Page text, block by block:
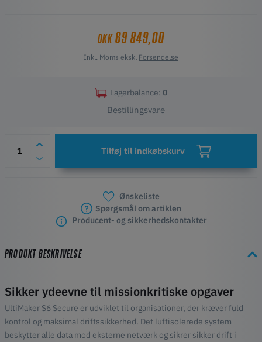
uanset hvor du befinder dig.
Fabriksinstalleret firmware og manipulationssikker hardware
Op til 4× hurtigere print med UltiMaker Cheetah
Luftisoleret, NATO-kompatibel sikkerhed
Pålidelig og høj kvalitet i alle miljøer
DKK69 849,00
Inkl. Moms ekskl Forsendelse
Lagerbalance: 0
Bestillingsvare
Tilføj til indkøbskurv
Ønskeliste
Spørgsmål om artiklen
Producent- og sikkerhedskontakter
PRODUKT BESKRIVELSE
Sikker ydeevne til missionkritiske opgaver
UltiMaker S6 Secure er udviklet til organisationer, der kræver fuld
kontrol og maksimal driftssikkerhed. Det luftisolerede system
beskytter alle data mod eksterne netværk og sikrer sikker drift i